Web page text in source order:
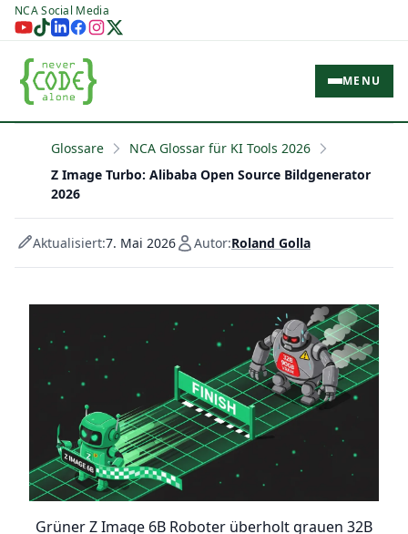
NCA Social Media
MENU
Glossare
NCA Glossar für KI Tools 2026
Z Image Turbo: Alibaba Open Source Bildgenerator
2026
Aktualisiert:7. Mai 2026 Autor:Roland Golla
Grüner Z Image 6B Roboter überholt grauen 32B